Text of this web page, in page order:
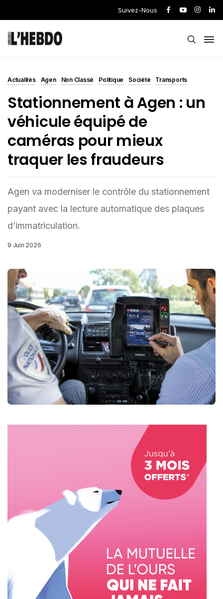
Suivez-Nous
Actualités Agen Non Classé Politique Société Transports
Stationnement à Agen : un
véhicule équipé de
caméras pour mieux
traquer les fraudeurs
Agen va moderniser le contrôle du stationnement
payant avec la lecture automatique des plaques
d’immatriculation.
9 Juin 2026